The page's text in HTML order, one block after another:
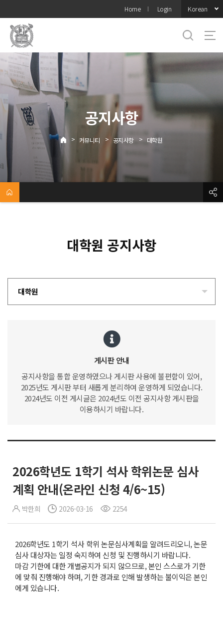
메뉴
Home Login Korean
공지사항
> 커뮤니티 > 공지사항 > 대학원
대학원 공지사항
대학원
게시판 안내
공지사항을 통합 운영하였으나 게시판 사용에 불편함이 있어,
2025년도 게시판 부터 새롭게 분리하여 운영하게 되었습니다.
2024년도 이전 게시글은 2024년도 이전 공지사항 게시판을
이용하시기 바랍니다.
2026학년도 1학기 석사 학위논문 심사
계획 안내(온라인 신청 4/6~15)
박한희 2026-03-16 2254
2026학년도 1학기 석사 학위 논문심사계획을 알려드리오니, 논문
심사 대상자는 일정 숙지하여 신청 및 진행하시기 바랍니다.
마감 기한에 대한 개별공지가 되지 않으므로, 본인 스스로가 기한
에 맞춰 진행해야 하며, 기한 경과로 인해 발생하는 불이익은 본인
에게 있습니다.